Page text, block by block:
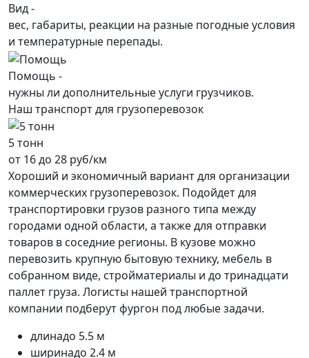
Вид -
вес, габариты, реакции на разные погодные условия
и температурные перепады.
Помощь -
нужны ли дополнительные услуги грузчиков.
Наш транспорт для грузоперевозок
5 тонн
от 16 до 28 руб/км
Хороший и экономичный вариант для организации
коммерческих грузоперевозок. Подойдет для
транспортировки грузов разного типа между
городами одной области, а также для отправки
товаров в соседние регионы. В кузове можно
перевозить крупную бытовую технику, мебель в
собранном виде, стройматериалы и до тринадцати
паллет груза. Логисты нашей транспортной
компании подберут фургон под любые задачи.
длинадо 5.5 м
ширинадо 2.4 м